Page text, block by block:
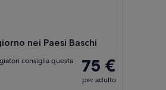
nei Paesi Baschi
75 €
per adulto
consiglia questa